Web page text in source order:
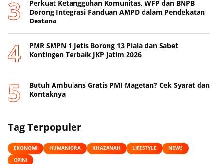
Perkuat Ketangguhan Komunitas, WFP dan BNPB
Dorong Integrasi Panduan AMPD dalam Pendekatan
Destana
PMR SMPN 1 Jetis Borong 13 Piala dan Sabet
Kontingen Terbaik JKP Jatim 2026
Butuh Ambulans Gratis PMI Magetan? Cek Syarat dan
Kontaknya
Tag Terpopuler
EKONOMI HUMANIORA KHAZANAH LIFESTYLE
NEWS
OPINI